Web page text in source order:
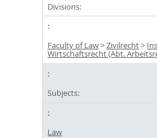
Divisions:
Faculty of Law>Zivilrecht>
Wirtschaftsrecht (Abt.
Subjects:
Law